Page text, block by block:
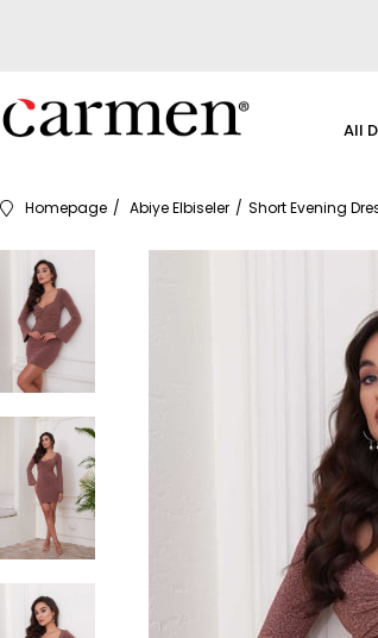
All
Homepage Abiye Elbiseler Short Evening